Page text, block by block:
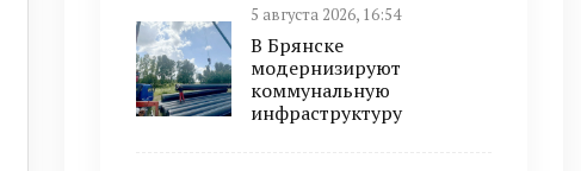
5 августа 2026, 16:54
В Брянске
модернизируют
коммунальную
инфраструктуру